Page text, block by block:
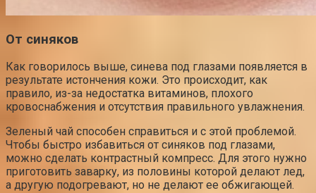
От синяков
Как говорилось выше, синева под глазами появляется в
результате истончения кожи. Это происходит, как
правило, из-за недостатка витаминов, плохого
кровоснабжения и отсутствия правильного увлажнения.
Зеленый чай способен справиться и с этой проблемой.
Чтобы быстро избавиться от синяков под глазами,
можно сделать контрастный компресс. Для этого нужно
приготовить заварку, из половины которой делают лед,
а другую подогревают, но не делают ее обжигающей.